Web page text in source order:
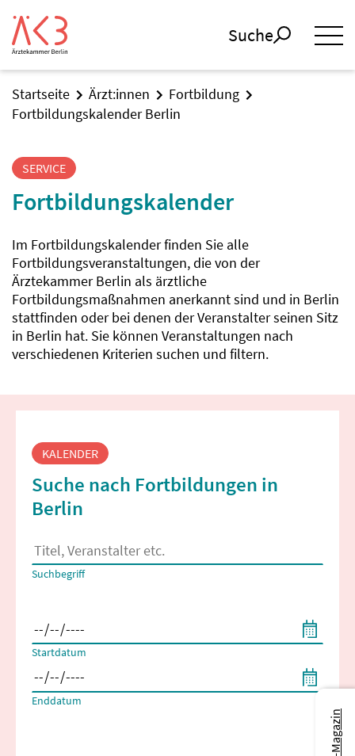
Suche
Startseite Ärzt:innen
Fortbildung
Fortbildungskalender Berlin
SERVICE
Fortbildungskalender
Im Fortbildungskalender finden Sie alle
Fortbildungsveranstaltungen, die von der
Ärztekammer Berlin als ärztliche
Fortbildungsmaßnahmen anerkannt sind und in Berlin
stattfinden oder bei denen der Veranstalter seinen Sitz
in Berlin hat. Sie können Veranstaltungen nach
verschiedenen Kriterien suchen und filtern.
Fortbildungssuche
KALENDER
Suche nach Fortbildungen in
Berlin
Es erscheinen Suchvorschläge, wenn mindestens 2 Zeichen
Suchbegriff
Startdatum
Enddatum